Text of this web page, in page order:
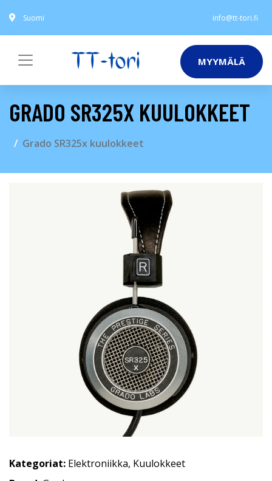
Suomi info@tt-tori.fi
MYYMÄLÄ
GRADO SR325X KUULOKKEET
Grado SR325x kuulokkeet
Kategoriat: Elektroniikka, Kuulokkeet